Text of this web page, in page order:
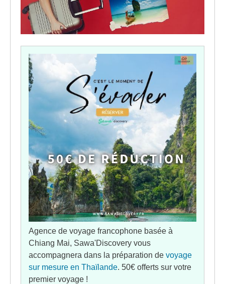
Agence de voyage francophone basée à
Chiang Mai, Sawa'Discovery vous
accompagnera dans la préparation de voyage
sur mesure en Thaïlande. 50€ offerts sur votre
premier voyage !